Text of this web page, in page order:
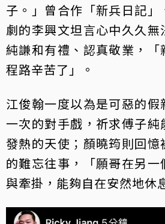
子。」曾合作「新兵日記
劇的李興文坦言心中久久
純謙和有禮、認真敬業，
程路辛苦了」。
江俊翰一度以為是可惡的
一次的對手戲，祈求傅子
發熱的天使；顏曉筠則回憶
的難忘往事，「願哥在另
與牽掛，能夠自在安然地休